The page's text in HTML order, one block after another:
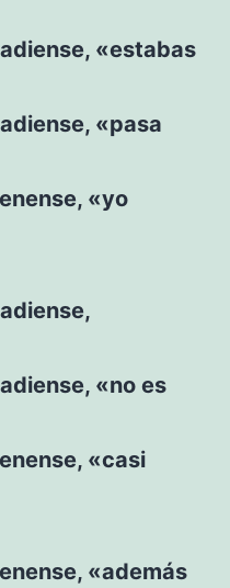
«estabas
«pasa
«yo
«no es
«casi
«además